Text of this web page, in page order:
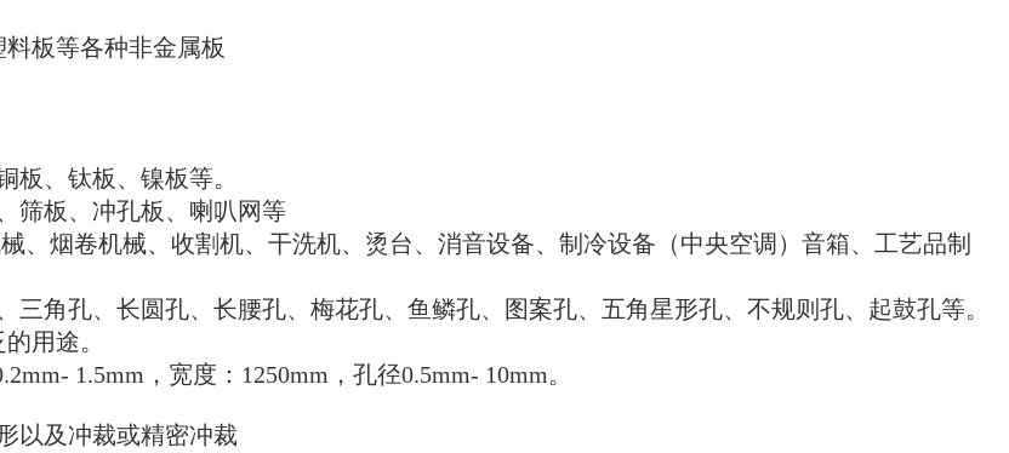
板等各种非金属板
、钛板、镍板等。
筛板、冲孔板、喇叭网等
、烟卷机械、收割机、干洗机、烫台、消音设备、制冷设备（中央空调）音箱、工艺品制
角孔、长圆孔、长腰孔、梅花孔、鱼鳞孔、图案孔、五角星形孔、不规则孔、起鼓孔等。
用途。
1.5mm，宽度：1250mm，孔径0.5mm- 10mm。
以及冲裁或精密冲裁